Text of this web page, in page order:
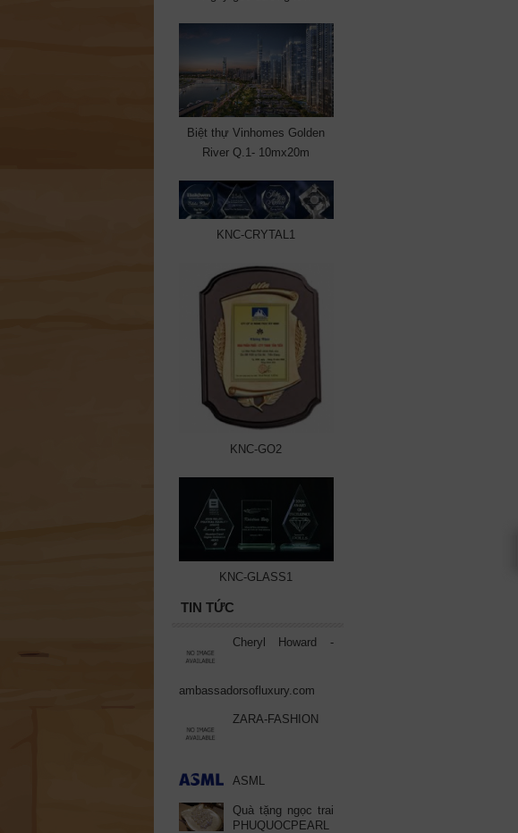
Biệt thự Vinhomes Golden
River Q.1- 10mx20m
KNC-CRYTAL1
KNC-GO2
KNC-GLASS1
TIN TỨC
Cheryl Howard -
ambassadorsofluxury.com
ZARA-FASHION
ASML
Quà tặng ngọc trai
PHUQUOCPEARL